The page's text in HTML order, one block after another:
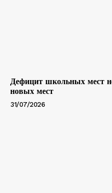
Дефицит школьных мест
новых мест
31/07/2026